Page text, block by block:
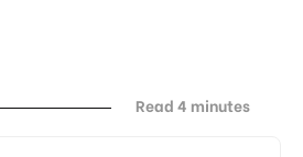
Read 4 minutes